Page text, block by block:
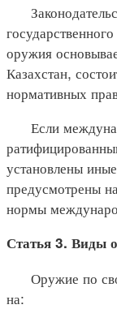
оружия
Казахстан,
нормативных
Если
установлены
предусмотрены
нормы
Статья 3. Виды
Оружие по
на: